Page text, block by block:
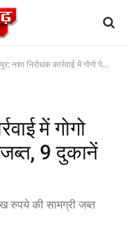
निरोधक कार्रवाई में गोगो पेपर और हुक्का सामग्री जब्त, 9 दुकानें सील
में गोगो
9 दुकानें
रुपये की सामग्री जब्त